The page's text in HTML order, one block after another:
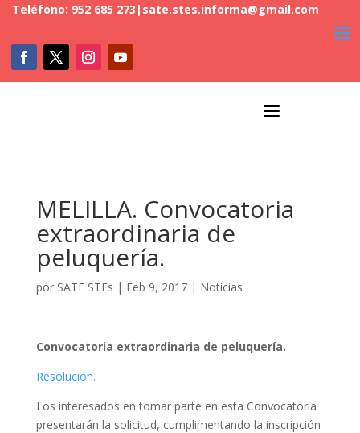
Teléfono: 952 685 273 | sate.stes.informa@gmail.com
a
MELILLA. Convocatoria
extraordinaria de
peluquería.
por SATE STEs | Feb 9, 2017| Noticias
Convocatoria extraordinaria de peluquería.
Resolución.
Los interesados en tomar parte en esta Convocatoria
presentarán la solicitud, cumplimentando la inscripción